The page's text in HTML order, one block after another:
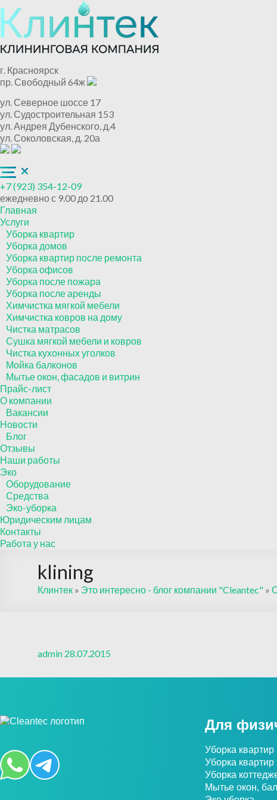
г. Красноярск
пр. Свободный 64ж
ул. Северное шоссе 17
ул. Судостроительная 153
ул. Андрея Дубенского, д.4
ул. Соколовская, д. 20а
+7 (923) 354-12-09
ежедневно с 9.00 до 21.00
Главная
Услуги
Уборка квартир
Уборка домов
Уборка квартир после ремонта
Уборка офисов
Уборка после пожара
Уборка после аренды
Химчистка мягкой мебели
Химчистка ковров на дому
Чистка матрасов
Сушка мягкой мебели и ковров
Чистка кухонных уголков
Мойка балконов
Мытье окон, фасадов и витрин
Прайс-лист
О компании
Вакансии
Новости
Блог
Отзывы
Наши работы
Эко
Оборудование
Средства
Эко-уборка
Юридическим лицам
Контакты
Работа у нас
klining
Клинтек » Это интересно - блог компании "Cleantec" »
admin 28.07.2015
Для
Уборка квартир
Уборка
Уборка
Мытье окон,